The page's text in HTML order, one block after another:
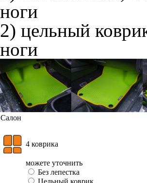
ноги
2) цельный
ноги
Салон
4 коврика
можете уточнить
Без лепестка
Цельный коврик